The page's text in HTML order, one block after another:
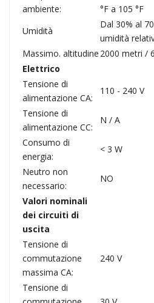
ambiente:
°F a 105 °F
Umidità
Dal 30% al
umidità
Massimo. altitudine 2000 metri /
Elettrico
Tensione di
alimentazione CA:
110 - 240 V
Tensione di
alimentazione CC:
N / A
Consumo di
energia:
< 3 W
Neutro non
necessario:
NO
Valori nominali
dei circuiti di
uscita
Tensione di
commutazione
massima CA:
240 V
Tensione di